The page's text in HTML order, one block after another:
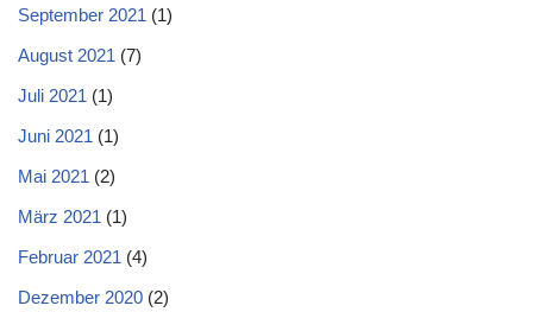
September 2021 (1)
August 2021 (7)
Juli 2021 (1)
Juni 2021 (1)
Mai 2021 (2)
März 2021 (1)
Februar 2021 (4)
Dezember 2020 (2)